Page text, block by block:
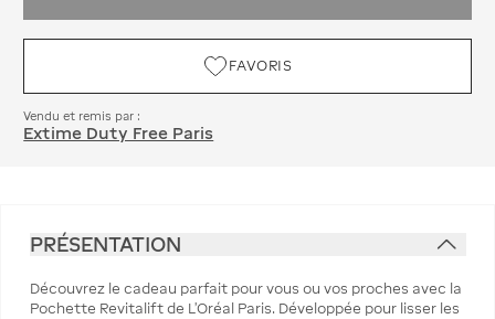
FAVORIS
Vendu et remis par :
Extime Duty Free Paris
PRÉSENTATION
Découvrez le cadeau parfait pour vous ou vos proches avec la
Pochette Revitalift de L’Oréal Paris. Développée pour lisser les